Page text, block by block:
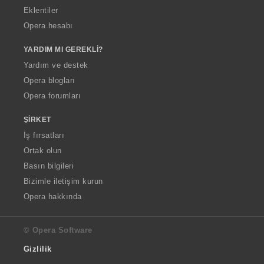
Eklentiler
Opera hesabı
YARDIM MI GEREKLI?
Yardım ve destek
Opera blogları
Opera forumları
ŞIRKET
İş fırsatları
Ortak olun
Basın bilgileri
Bizimle iletişim kurun
Opera hakkında
© Opera Software
Gizlilik